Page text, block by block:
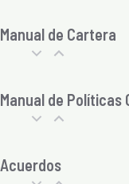
Manual de Cartera
Manual de Políticas
Acuerdos